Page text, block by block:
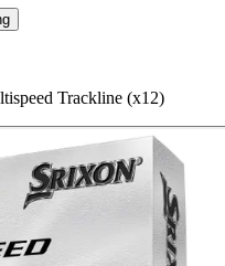
Trackline (x12)